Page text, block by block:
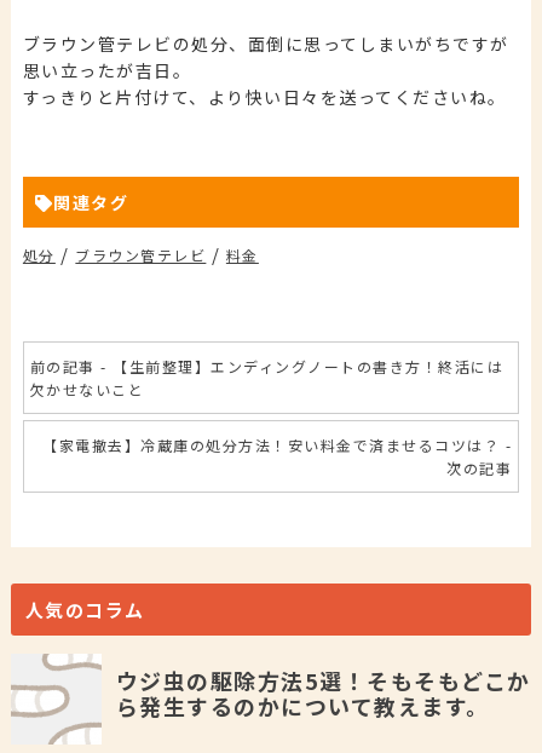
ブラウン管テレビの処分、面倒に思ってしまいがちですが
思い立ったが吉日。
すっきりと片付けて、より快い日々を送ってくださいね。
関連タグ
処分 / ブラウン管テレビ / 料金
前の記事 - 【生前整理】エンディングノートの書き方！終活には
欠かせないこと
【家電撤去】冷蔵庫の処分方法！安い料金で済ませるコツは？ -
次の記事
人気のコラム